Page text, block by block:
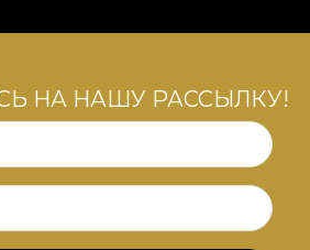
НА НАШУ РАССЫЛКУ!